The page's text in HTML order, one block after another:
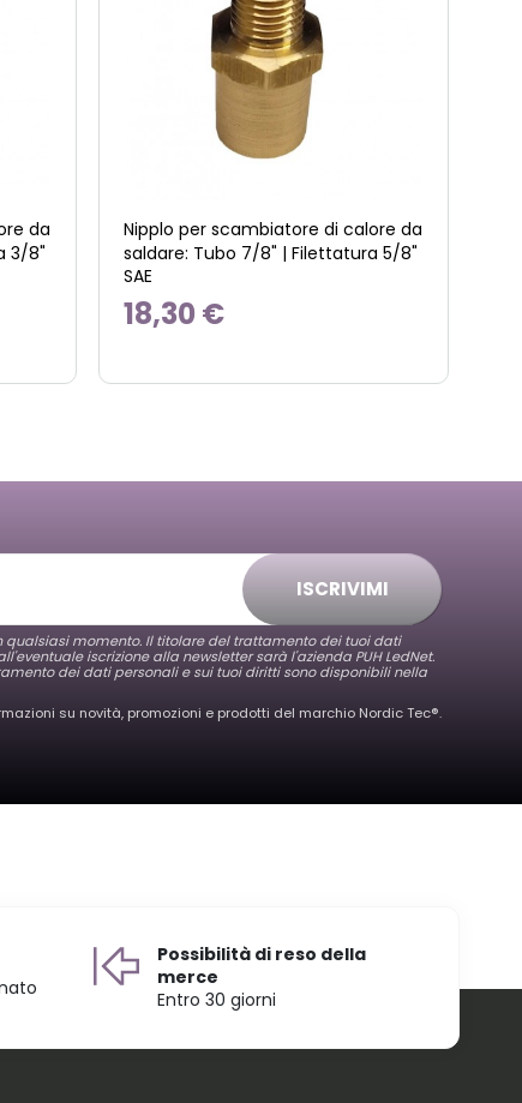
da
3/8"
Nipplo per scambiatore di calore da
saldare: Tubo 7/8" | Filettatura 5/8"
SAE
18,30 €
ISCRIVIMI
qualsiasi momento. Il titolare del trattamento dei tuoi dati
iscrizione alla newsletter sarà l'azienda PUH LedNet.
dei dati personali e sui tuoi diritti sono disponibili nella
su novità, promozioni e prodotti del marchio Nordic Tec®️.
Possibilità di reso della
merce
Entro 30 giorni